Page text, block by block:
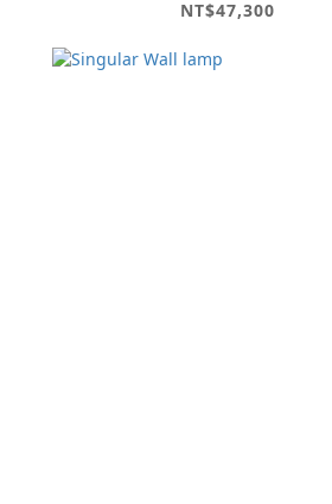
NT$47,300